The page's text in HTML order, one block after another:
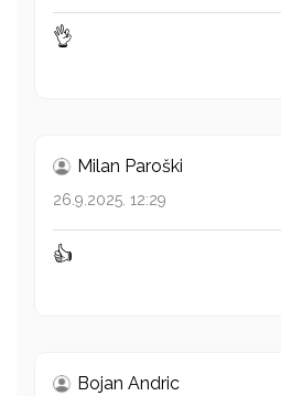
👌
Milan Paroški
26.9.2025. 12:29
👍
Bojan Andric